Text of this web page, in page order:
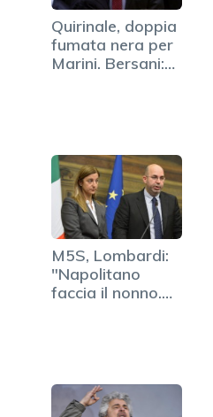
Quirinale, doppia
fumata nera per
Marini. Bersani:…
M5S, Lombardi:
"Napolitano
faccia il nonno.